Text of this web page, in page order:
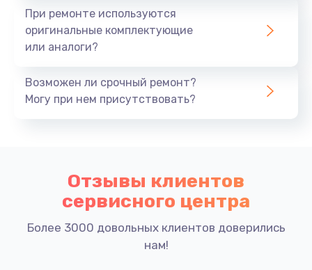
При ремонте используются
оригинальные комплектующие
или аналоги?
Возможен ли срочный ремонт?
Могу при нем присутствовать?
Отзывы клиентов
сервисного центра
Более 3000 довольных клиентов доверились
нам!